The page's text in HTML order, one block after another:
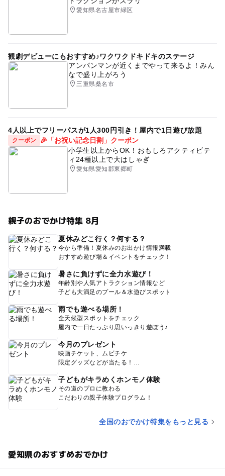
愛知県名古屋市緑区
観劇デビューにもおすすめ♪ワクワクドキドキのステージ
アンパンマンが近くまでやって来るよ！みん
なで盛り上がろう
三重県桑名市
4人以上でフリーパスが1人300円引き！屋内で1日遊び放題
クーポン
🎉「お祝い記念日割」クーポン
小学生以上からOK！おもしろアクティビテ
ィ24種以上で大はしゃぎ
愛知県愛知郡東郷町
親子のおでかけ特集 8月
夏休みどこ行く？何する？
今から準備！夏休みのお出かけ情報満載
おすすめ遊び場＆イベントをチェック！
暑さに負けずに全力水遊び！
年齢別や人気アトラクション情報など
子ども大満足のプール＆水遊びスポット
雨でも遊べる場所！
全天候型スポットをチェック
屋内で一日たっぷり思いっきり遊ぼう♪
今月のプレゼント
映画チケット、ムビチケ
限定グッズなどが当たる！
子どもがキラめくホンモノ体験
その道のプロに教わる
こだわりの親子体験プログラム！
全国のおでかけ特集をもっと見る
愛知県のおすすめおでかけ